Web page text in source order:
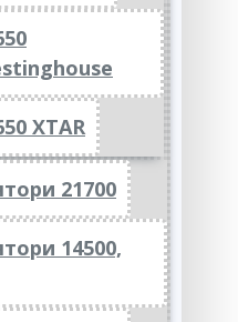
XTAR
21700
14500,